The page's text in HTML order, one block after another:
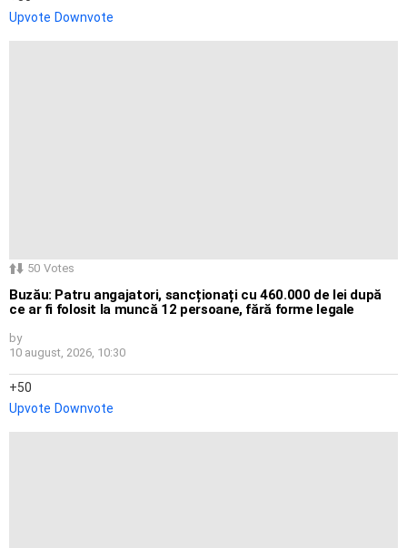
Upvote Downvote
50 Votes
Buzău: Patru angajatori, sancționați cu 460.000 de lei după
ce ar fi folosit la muncă 12 persoane, fără forme legale
by
10 august, 2026, 10:30
50
Upvote Downvote